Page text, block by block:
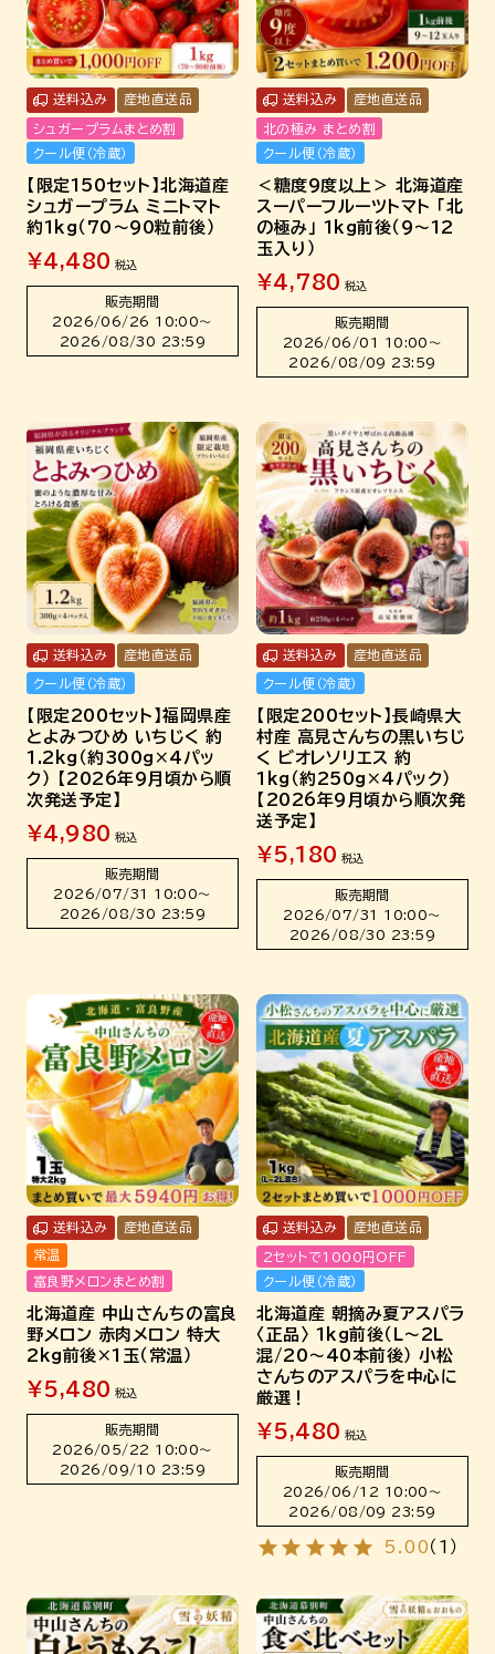
【限定150セット】北海道産
シュガープラム ミニトマト
約1kg（70～90粒前後）
送料込み 産地直送品
シュガープラムまとめ割
クール便（冷蔵）
¥4,480 税込
販売期間
2026/06/26 10:00〜
2026/08/30 23:59
＜糖度9度以上＞ 北海道産
スーパーフルーツトマト 「北
の極み」 1kg前後（9～12
玉入り）
送料込み 産地直送品
北の極み まとめ割
クール便（冷蔵）
¥4,780 税込
販売期間
2026/06/01 10:00 〜
2026/08/09 23:59
【限定200セット】福岡県産
とよみつひめ いちじく 約
1.2kg（約300g×4パッ
ク） 【2026年9月頃から順
次発送予定】
送料込み 産地直送品
クール便（冷蔵）
¥4,980 税込
販売期間
2026/07/31 10:00〜
2026/08/30 23:59
【限定200セット】長崎県大
村産 高見さんちの黒いちじ
く ビオレソリエス 約
1kg（約250g×4パック）
【2026年9月頃から順次発
送予定】
送料込み 産地直送品
クール便（冷蔵）
¥ 5,180 税込
販売期間
2026/07/31 10:00〜
2026/08/30 23:59
北海道産 中山さんちの富良
野メロン 赤肉メロン 特大
2kg前後×1玉（常温）
送料込み 産地直送品
常温
富良野メロンまとめ割
¥ 5,480 税込
販売期間
2026/05/22 10:00〜
2026/09/10 23:59
北海道産 朝摘み夏アスパラ
〈正品〉 1kg前後（L～2L
混/20～40本前後） 小松
さんちのアスパラを中心に
厳選！
送料込み 産地直送品
2セットで1000円OFF
クール便（冷蔵）
¥ 5,480 税込
販売期間
2026/06/12 10:00 〜
2026/08/09 23:59
5.00 （ 1 ）